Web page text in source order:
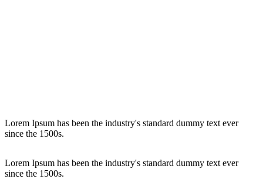
Lorem Ipsum has been the industry's standard dummy text ever
since the 1500s.
Lorem Ipsum has been the industry's standard dummy text ever
since the 1500s.